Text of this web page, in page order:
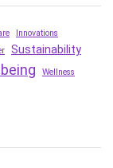
Innovations
Sustainability
Wellness